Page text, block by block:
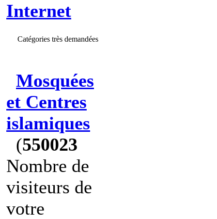
Internet
Catégories très demandées
Mosquées
et Centres
islamiques
(550023
Nombre de
visiteurs de
votre